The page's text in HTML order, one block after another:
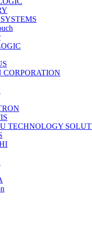
CORPORATION
TECHNOLOGY